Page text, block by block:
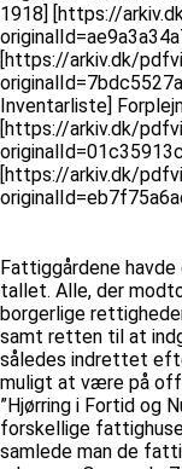
1918] [https://
[https://arkiv.dk/
Inventarliste]
[https://arkiv.dk/
[https://arkiv.dk/
Fattiggårdene
tallet. Alle, der
borgerlige
samt retten til at
således indrettet
muligt at være på
”Hjørring i Fortid og
forskellige
samlede man de